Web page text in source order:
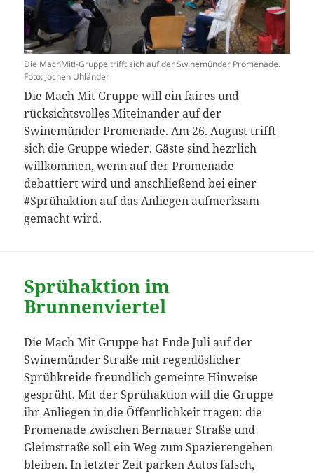
Die MachMit!-Gruppe trifft sich auf der Swinemünder Promenade.
Foto: Jochen Uhländer
Die Mach Mit Gruppe will ein faires und
rücksichtsvolles Miteinander auf der
Swinemünder Promenade. Am 26. August trifft
sich die Gruppe wieder. Gäste sind hezrlich
willkommen, wenn auf der Promenade
debattiert wird und anschließend bei einer
#Sprühaktion auf das Anliegen aufmerksam
gemacht wird.
Sprühaktion im
Brunnenviertel
Die Mach Mit Gruppe hat Ende Juli auf der
Swinemünder Straße mit regenlöslicher
Sprühkreide freundlich gemeinte Hinweise
gesprüht. Mit der Sprühaktion will die Gruppe
ihr Anliegen in die Öffentlichkeit tragen: die
Promenade zwischen Bernauer Straße und
Gleimstraße soll ein Weg zum Spazierengehen
bleiben. In letzter Zeit parken Autos falsch,